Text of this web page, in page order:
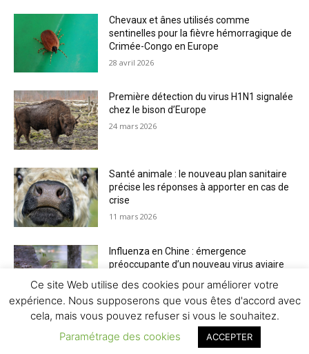
Chevaux et ânes utilisés comme
sentinelles pour la fièvre hémorragique de
Crimée-Congo en Europe
28 avril 2026
Première détection du virus H1N1 signalée
chez le bison d’Europe
24 mars 2026
Santé animale : le nouveau plan sanitaire
précise les réponses à apporter en cas de
crise
11 mars 2026
Influenza en Chine : émergence
préoccupante d’un nouveau virus aviaire
© Newspaper WordPress Theme by TagDiv
Ce site Web utilise des cookies pour améliorer votre
expérience. Nous supposerons que vous êtes d'accord avec
cela, mais vous pouvez refuser si vous le souhaitez.
Paramétrage des cookies
ACCEPTER